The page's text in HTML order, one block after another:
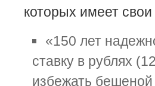
которых имеет
«150 лет
ставку в рублях
избежать